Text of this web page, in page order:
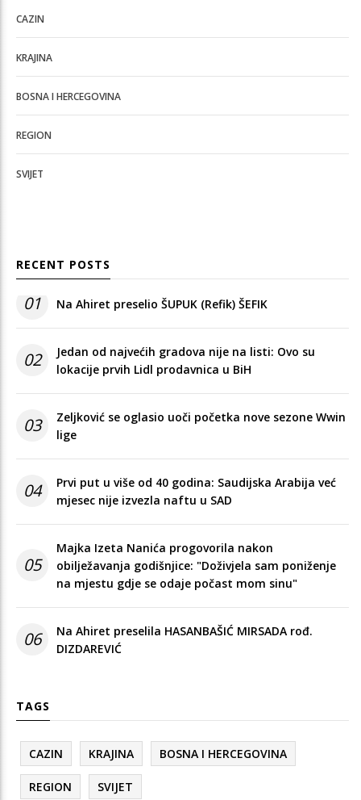
CAZIN
KRAJINA
BOSNA I HERCEGOVINA
REGION
SVIJET
RECENT POSTS
01 Na Ahiret preselio ŠUPUK (Refik) ŠEFIK
02
Jedan od najvećih gradova nije na listi: Ovo su
lokacije prvih Lidl prodavnica u BiH
03
Zeljković se oglasio uoči početka nove sezone Wwin
lige
04
Prvi put u više od 40 godina: Saudijska Arabija već
mjesec nije izvezla naftu u SAD
05
Majka Izeta Nanića progovorila nakon
obilježavanja godišnjice: "Doživjela sam poniženje
na mjestu gdje se odaje počast mom sinu"
06
Na Ahiret preselila HASANBAŠIĆ MIRSADA rođ.
DIZDAREVIĆ
TAGS
CAZIN KRAJINA BOSNA I HERCEGOVINA
REGION SVIJET